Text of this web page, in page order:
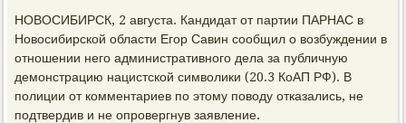
НОВОСИБИРСК, 2 августа. Кандидат от партии ПАРНАС в
Новосибирской области Егор Савин сообщил о возбуждении в
отношении него административного дела за публичную
демонстрацию нацистской символики (20.3 КоАП РФ). В
полиции от комментариев по этому поводу отказались, не
подтвердив и не опровергнув заявление.